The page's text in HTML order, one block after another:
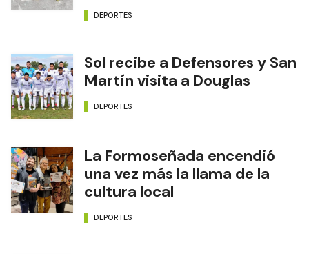
DEPORTES
Sol recibe a Defensores y San
Martín visita a Douglas
DEPORTES
La Formoseñada encendió
una vez más la llama de la
cultura local
DEPORTES